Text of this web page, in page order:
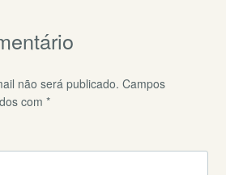
não será publicado. Campos
com*